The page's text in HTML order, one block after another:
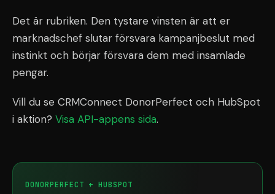
Det är rubriken. Den tystare vinsten är att er
marknadschef slutar försvara kampanjbeslut med
instinkt och börjar försvara dem med insamlade
pengar.
Vill du se CRMConnect DonorPerfect och HubSpot
i aktion? Visa API-appens sida.
DONORPERFECT + HUBSPOT